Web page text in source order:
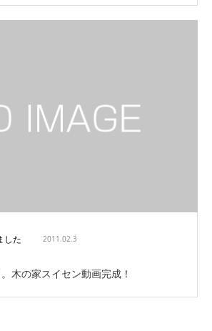
した 2011.02.3
木の家スイセン動画完成！